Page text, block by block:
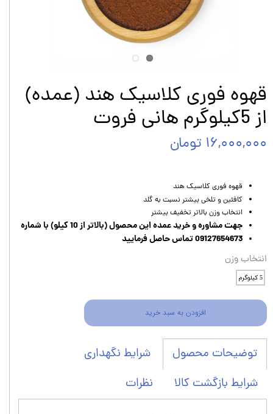
قهوه فوری کلاسیک هند (عمده)
از 5کیلوگرم هانی فروت
۱۶,۰۰۰,۰۰۰ تومان
قهوه فوری کلاسیک هند
کافئین و تلخی بیشتر نسبت به گلد
انتخاب وزن بالاتر تخفیف بیشتر
جهت مشاوره و خرید عمده این محصول (بالاتر از 10 کیلو) با شماره
09127654673 تماس حاصل فرمایید
انتخاب وزن
5 کیلوگرم
افزودن به سبد خرید
توضیحات محصول
شرایط نگهداری
شرایط بازگشت کالا
نظرات